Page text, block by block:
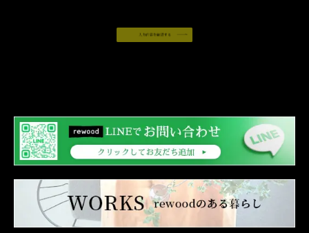
個人情報の第三者への開示・提供の禁止
当社は、お客さまよりお預かりした個人情報を適切に管
理し、次のいずれかに該当する場合を除き、個人情報を
第三者に開示いたしません。
お客さまの同意がある場合
お客さまが希望されるサービスを行なうために当社
が業務を委託する業者に対して開示する場合